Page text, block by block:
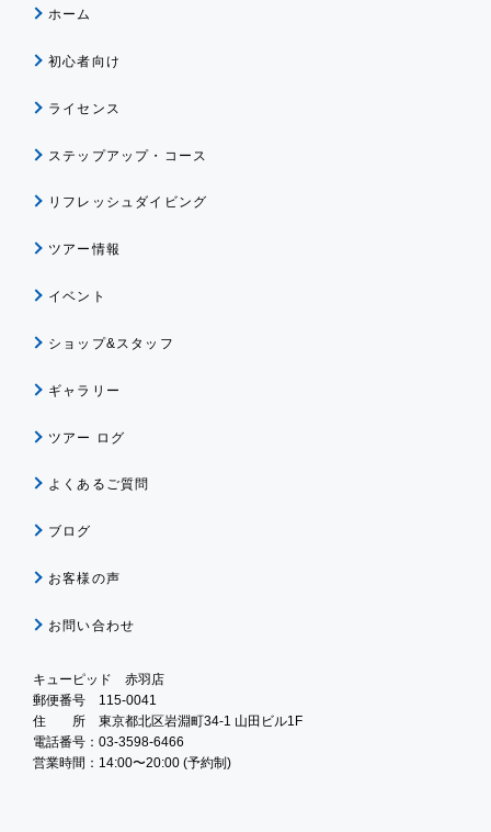
ホーム
初心者向け
ライセンス
ステップアップ・コース
リフレッシュダイビング
ツアー情報
イベント
ショップ&スタッフ
ギャラリー
ツアー ログ
よくあるご質問
ブログ
お客様の声
お問い合わせ
キューピッド 赤羽店
郵便番号 115-0041
住 所 東京都北区岩淵町34-1 山田ビル1F
電話番号：03-3598-6466
営業時間：14:00〜20:00 (予約制)